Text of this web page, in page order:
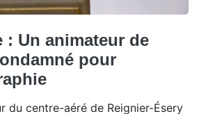
: Un animateur de
pour
du centre-aéré de Reignier-Ésery